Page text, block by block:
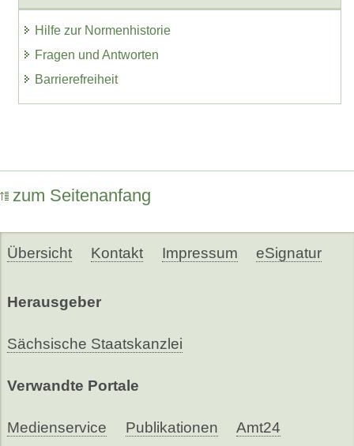
Hilfe zur Normenhistorie
Fragen und Antworten
Barrierefreiheit
zum Seitenanfang
Übersicht Kontakt Impressum eSignatur
Herausgeber
Sächsische Staatskanzlei
Verwandte Portale
Medienservice Publikationen Amt24